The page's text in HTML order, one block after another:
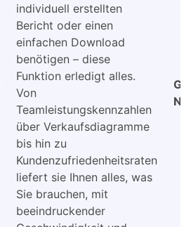
individuell erstellten
Bericht oder einen
einfachen Download
benötigen – diese
Funktion erledigt alles.
Von
Teamleistungskennzahlen
über Verkaufsdiagramme
bis hin zu
Kundenzufriedenheitsraten
liefert sie Ihnen alles, was
Sie brauchen, mit
beeindruckender